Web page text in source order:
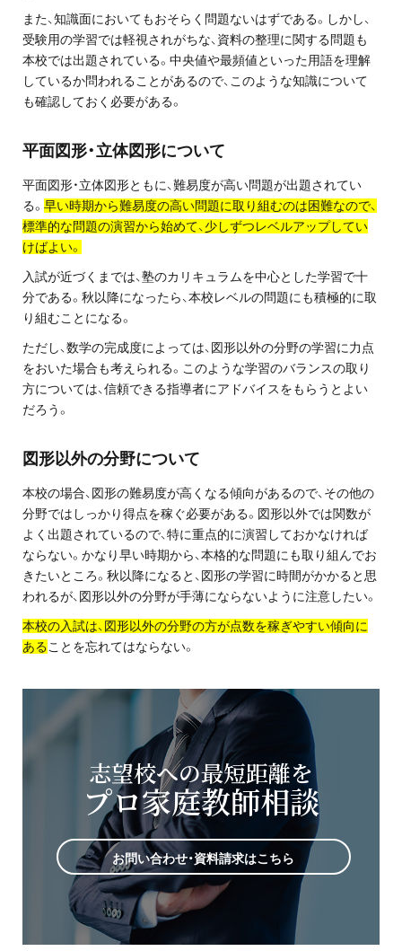
プロ教師が届ける
公式LINE＠
受付:9:30～21:30(定休:日曜・祝日)
お問い合わせ・資料請求
無料体験授業とは
また、知識面においてもおそらく問題ないはずである。しかし、
受験用の学習では軽視されがちな、資料の整理に関する問題も
本校では出題されている。中央値や最頻値といった用語を理解
しているか問われることがあるので、このような知識について
も確認しておく必要がある。
平面図形・立体図形について
平面図形・立体図形ともに、難易度が高い問題が出題されてい
る。 早い時期から難易度の高い問題に取り組むのは困難なので、
標準的な問題の演習から始めて、少しずつレベルアップしてい
けばよい。
入試が近づくまでは、塾のカリキュラムを中心とした学習で十
分である。秋以降になったら、本校レベルの問題にも積極的に取
り組むことになる。
ただし、数学の完成度によっては、図形以外の分野の学習に力点
をおいた場合も考えられる。このような学習のバランスの取り
方については、信頼できる指導者にアドバイスをもらうとよい
だろう。
図形以外の分野について
本校の場合、図形の難易度が高くなる傾向があるので、その他の
分野ではしっかり得点を稼ぐ必要がある。図形以外では関数が
よく出題されているので、特に重点的に演習しておかなければ
ならない。かなり早い時期から、本格的な問題にも取り組んでお
きたいところ。秋以降になると、図形の学習に時間がかかると思
われるが、図形以外の分野が手薄にならないように注意したい。
本校の入試は、図形以外の分野の方が点数を稼ぎやすい傾向に
あることを忘れてはならない。
志望校への最短距離を
プロ家庭教師相談
お問い合わせ・資料請求はこちら